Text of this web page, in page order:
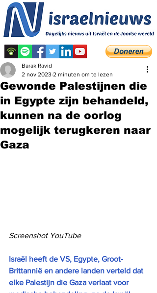
Gewonde Palestijnen die
in Egypte zijn behandeld,
kunnen na de oorlog
mogelijk terugkeren naar
Gaza
Barak Ravid
2 nov 2023 2 minuten om te lezen
Screenshot YouTube
Israël heeft de VS, Egypte, Groot-
Brittannië en andere landen verteld dat
elke Palestijn die Gaza verlaat voor